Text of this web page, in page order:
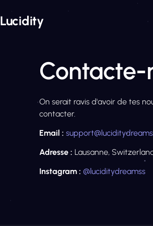
Lucidity
Contacte-
On serait ravis d'avoir de tes
contacter.
Email :
Adresse : Lausanne,
Instagram : @luciditydreamss